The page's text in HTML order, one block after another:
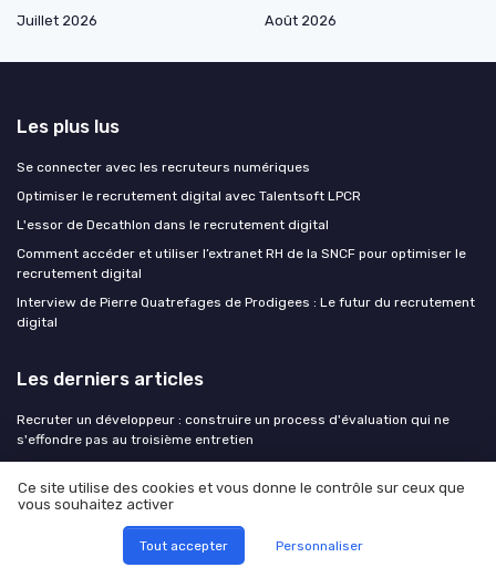
Juillet 2026
Août 2026
Les plus lus
Se connecter avec les recruteurs numériques
Optimiser le recrutement digital avec Talentsoft LPCR
L'essor de Decathlon dans le recrutement digital
Comment accéder et utiliser l’extranet RH de la SNCF pour optimiser le
recrutement digital
Interview de Pierre Quatrefages de Prodigees : Le futur du recrutement
digital
Les derniers articles
Recruter un développeur : construire un process d'évaluation qui ne
s'effondre pas au troisième entretien
digital et SEO
Réussir ses entretiens numériques : maîtriser la gestion du stress et
Ce site utilise des cookies et vous donne le contrôle sur ceux que
vous souhaitez activer
Tout accepter Personnaliser